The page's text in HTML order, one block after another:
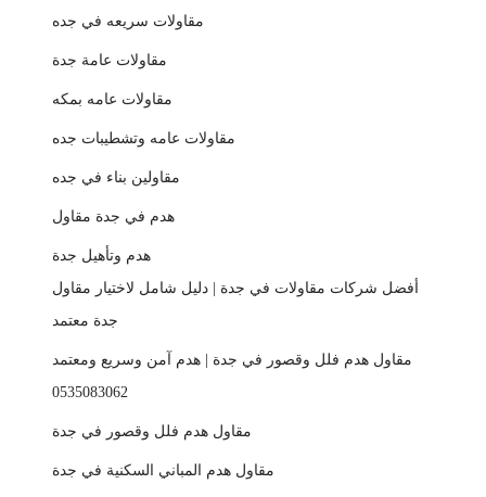
مقاولات سريعه في جده
مقاولات عامة جدة
مقاولات عامه بمكه
مقاولات عامه وتشطيبات جده
مقاولين بناء في جده
هدم في جدة مقاول
هدم وتأهيل جدة
أفضل شركات مقاولات في جدة | دليل شامل لاختيار مقاول
جدة معتمد
مقاول هدم فلل وقصور في جدة | هدم آمن وسريع ومعتمد
0535083062
مقاول هدم فلل وقصور في جدة
مقاول هدم المباني السكنية في جدة